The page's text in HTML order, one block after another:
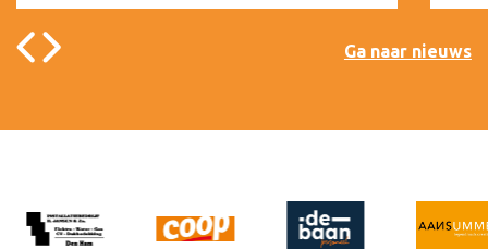
Ga naar nieuws